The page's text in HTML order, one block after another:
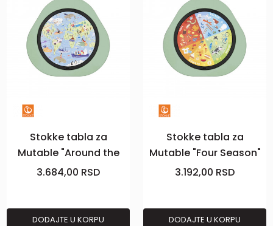
Stokke tabla za
Mutable "Around the
World" puzzle
3.684,00 RSD
DODAJTE U KORPU
Stokke tabla za
Mutable "Four Season"
V2
3.192,00 RSD
DODAJTE U KORPU